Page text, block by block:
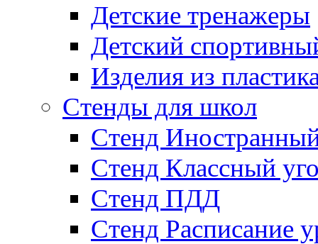
Детские тренажеры
Детский
Изделия из
Стенды для школ
Стенд
Стенд Классный
Стенд ПДД
Стенд Расписание